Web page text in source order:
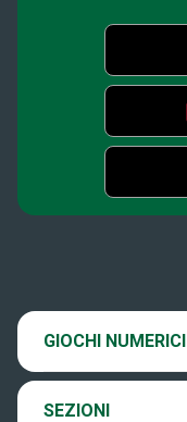
GIOCHI NUMERICI
SuperEnalotto
EuroJackpot
SEZIONI
News
Verifica vincite
Contatti